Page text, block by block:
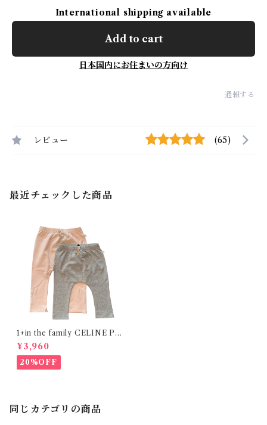
International shipping available
Add to cart
日本国内にお住まいの方向け
通報する
レビュー (65)
最近チェックした商品
1+in the family CELINE Pa
nts
¥3,960
20%OFF
同じカテゴリの商品